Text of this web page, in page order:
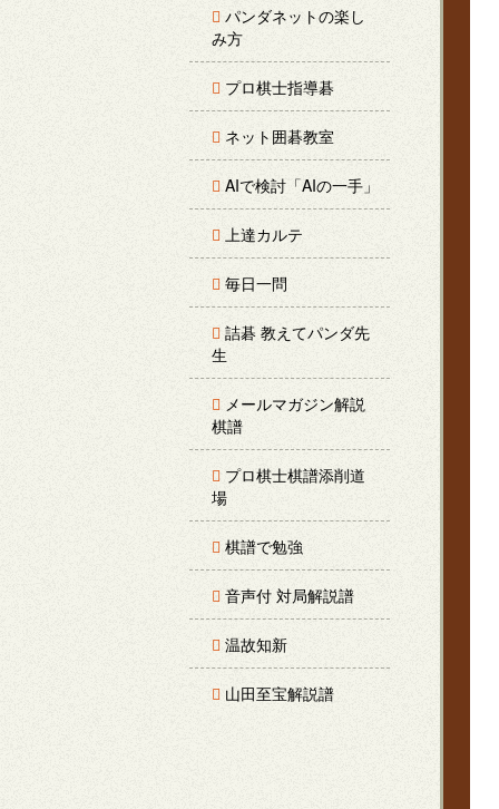
パンダネットの楽し
み方
プロ棋士指導碁
ネット囲碁教室
AIで検討「AIの一手」
上達カルテ
毎日一問
詰碁 教えてパンダ先
生
メールマガジン解説
棋譜
プロ棋士棋譜添削道
場
棋譜で勉強
音声付 対局解説譜
温故知新
山田至宝解説譜